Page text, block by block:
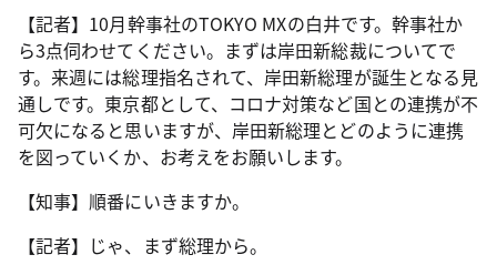
【記者】10月幹事社のTOKYO MXの白井です。幹事社か
ら3点伺わせてください。まずは岸田新総裁についてで
す。来週には総理指名されて、岸田新総理が誕生となる見
通しです。東京都として、コロナ対策など国との連携が不
可欠になると思いますが、岸田新総理とどのように連携
を図っていくか、お考えをお願いします。
【知事】順番にいきますか。
【記者】じゃ、まず総理から。